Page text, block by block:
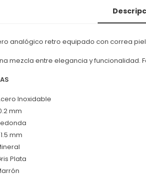
analógico retro equipado con correa
mezcla entre elegancia y
Inoxidable
mm
mm
Plata